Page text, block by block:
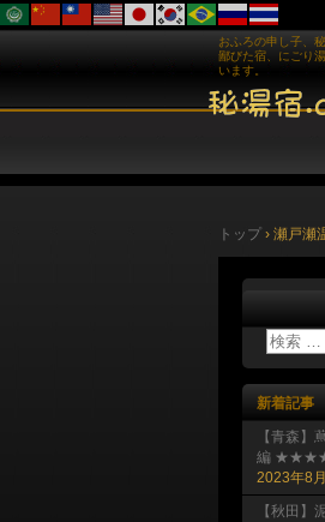
おふろの申し子、
鄙びた宿、にごり
います。
トップ › 瀬戸瀬
新着記事
【青森】
編
2023年8
【秋田】